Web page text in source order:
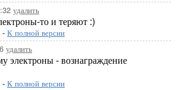
удалить
то и теряют :)
- К полной версии
удалить
электроны - вознаграждение
- К полной версии